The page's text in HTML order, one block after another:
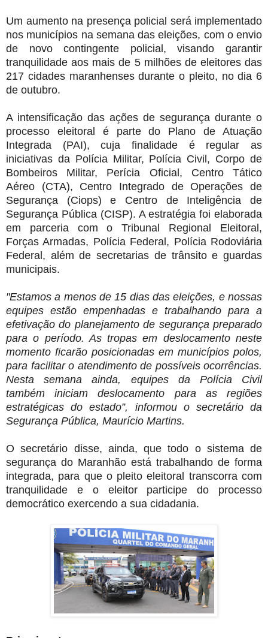
Um aumento na presença policial será implementado
nos municípios na semana das eleições, com o envio
de novo contingente policial, visando garantir
tranquilidade aos mais de 5 milhões de eleitores das
217 cidades maranhenses durante o pleito, no dia 6
de outubro.
A intensificação das ações de segurança durante o
processo eleitoral é parte do Plano de Atuação
Integrada (PAI), cuja finalidade é regular as
iniciativas da Polícia Militar, Polícia Civil, Corpo de
Bombeiros Militar, Perícia Oficial, Centro Tático
Aéreo (CTA), Centro Integrado de Operações de
Segurança (Ciops) e Centro de Inteligência de
Segurança Pública (CISP). A estratégia foi elaborada
em parceria com o Tribunal Regional Eleitoral,
Forças Armadas, Polícia Federal, Polícia Rodoviária
Federal, além de secretarias de trânsito e guardas
municipais.
"Estamos a menos de 15 dias das eleições, e nossas
equipes estão empenhadas e trabalhando para a
efetivação do planejamento de segurança preparado
para o período. As tropas em deslocamento neste
momento ficarão posicionadas em municípios polos,
para facilitar o atendimento de possíveis ocorrências.
Nesta semana ainda, equipes da Polícia Civil
também iniciam deslocamento para as regiões
estratégicas do estado”, informou o secretário da
Segurança Pública, Maurício Martins.
O secretário disse, ainda, que todo o sistema de
segurança do Maranhão está trabalhando de forma
integrada, para que o pleito eleitoral transcorra com
tranquilidade e o eleitor participe do processo
democrático exercendo a sua cidadania.